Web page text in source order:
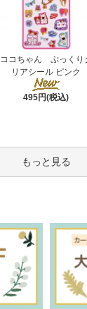
ココちゃん ぷっくり
リアシール ピンク
495円(税込)
もっと見る